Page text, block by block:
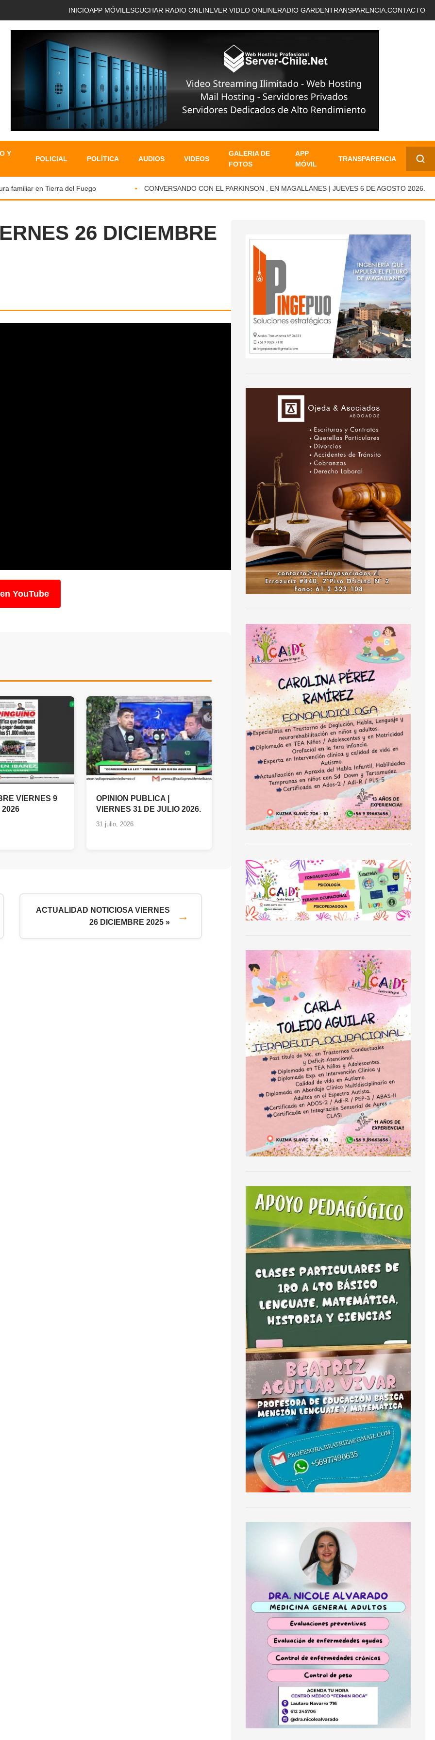
INICIOAPP MÓVIL ESCUCHAR RADIO ONLINEVER VIDEO ONLINERADIO GARDENTRANSPARENCIA. CONTACTO
Y
POLICIAL POLÍTICA AUDIOS VIDEOS
GALERIA DE
FOTOS
APP
MÓVIL
TRANSPARENCIA
✕
en Tierra del Fuego CONVERSANDO CON EL PARKINSON , EN MAGALLANES | JUEVES 6 DE AGOSTO 2026.
26 DICIEMBRE
YouTube
VIERNES 9
2026
OPINION PUBLICA |
VIERNES 31 DE JULIO 2026.
31 julio, 2026
ACTUALIDAD NOTICIOSA VIERNES
26 DICIEMBRE 2025 »